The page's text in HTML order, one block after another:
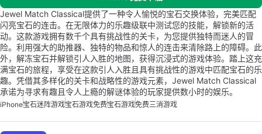
Jewel Match Classical提供了一种令人愉悦的宝石交换体验，完美匹配
闪亮宝石的连击。在无限体力的乐趣级联中测试您的技能，解锁新的活
动。这款游戏拥有数千个具有挑战性的关卡，为您提供独特而迷人的冒
险。利用强大的助推器、独特的物品和惊人的连击来清除路上的障碍。此
外，解冻宝石并解锁引人入胜的地图，获得沉浸式的游戏体验。踏上这充
满宝石的旅程，享受在这款引人入胜且具有挑战性的游戏中匹配宝石的乐
趣。凭借其多样化的关卡和战略性的游戏元素，Jewel Match Classical
承诺为寻求有趣且令人上瘾的解谜体验的玩家提供数小时的娱乐。
iPhone宝石迷阵游戏宝石游戏免费宝石游戏免费三消游戏